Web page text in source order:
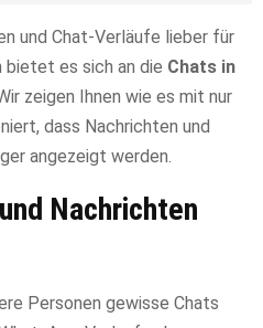
und Chat-Verläufe lieber für
bietet es sich an die Chats in
zeigen Ihnen wie es mit nur
dass Nachrichten und
angezeigt werden.
Nachrichten
Personen gewisse Chats